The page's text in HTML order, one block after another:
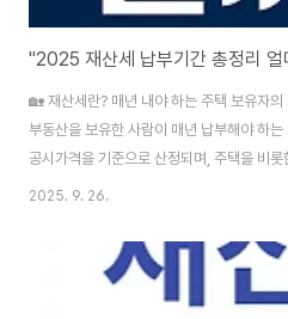
🏡 재산세란? 매년 내야 하는 주택 보유자
부동산을 보유한 사람이 매년 납부해야 하
공시가격을 기준으로 산정되며, 주택을 비롯
과세 대상에 포함됩니다. 📆 재산세 납부 시
세: 9월💡 2025년 기준 납부일은 7월 16
다. 💰 재산세 계산법: 내가 내야 할 금액은
율 × 세율 = 재산세 과세표준예시 계산 (단
2025. 9. 26.